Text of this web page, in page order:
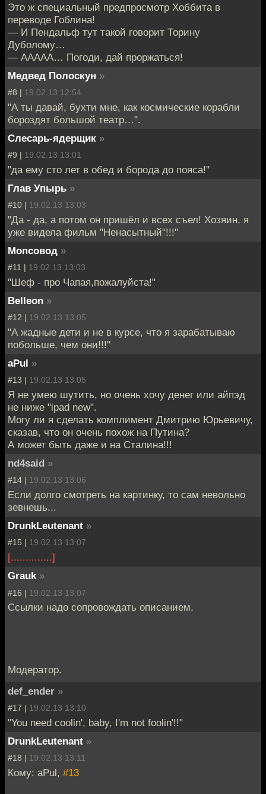
Это ж специальный предпросмотр Хоббита в
переводе Гоблина!
— И Пендальф тут такой говорит Торину
Дуболому…
— ААААА… Погоди, дай проржаться!
Медвед Полоскун »
#8 | 19.02.13 12:54
"А ты давай, бухти мне, как космические корабли
бороздят большой театр…".
Слесарь-ядерщик »
#9 | 19.02.13 13:01
"да ему сто лет в обед и борода до пояса!"
Глав Упырь »
#10 | 19.02.13 13:03
"Да - да, а потом он пришёл и всех съел! Хозяин, я
уже видела фильм "Ненасытный"!!!"
Мопсовод »
#11 | 19.02.13 13:03
"Шеф - про Чапая,пожалуйста!"
Belleon »
#12 | 19.02.13 13:05
"А жадные дети и не в курсе, что я зарабатываю
побольше, чем они!!!"
aPul »
#13 | 19.02.13 13:05
Я не умею шутить, но очень хочу денег или айпэд
не ниже "ipad new".
Могу ли я сделать комплимент Дмитрию Юрьевичу,
сказав, что он очень похож на Путина?
А может быть даже и на Сталина!!!
nd4said »
#14 | 19.02.13 13:06
Если долго смотреть на картинку, то сам невольно
зевнешь...
DrunkLeutenant »
#15 | 19.02.13 13:07
[..............]
Grauk »
#16 | 19.02.13 13:07
Ссылки надо сопровождать описанием.
Модератор.
def_ender »
#17 | 19.02.13 13:10
"You need coolin', baby, I'm not foolin'!!"
DrunkLeutenant »
#18 | 19.02.13 13:11
Кому: aPul, #13